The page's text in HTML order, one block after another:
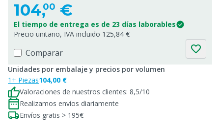
104,00 €
El tiempo de entrega es de 23 días laborables
Precio unitario, IVA incluido 125,84 €
Comparar
Unidades por embalaje y precios por volumen
1+ Piezas104,00 €
Valoraciones de nuestros clientes: 8,5/10
Realizamos envíos diariamente
Envíos gratis > 195€